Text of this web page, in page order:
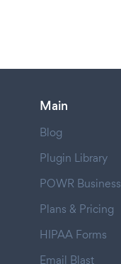
Main
Blog
Plugin Library
POWR Business
Plans & Pricing
HIPAA Forms
Email Blast